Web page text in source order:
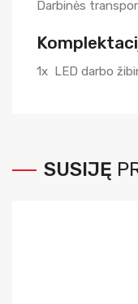
Darbinės
1x LED darbo
SUSIJĘ